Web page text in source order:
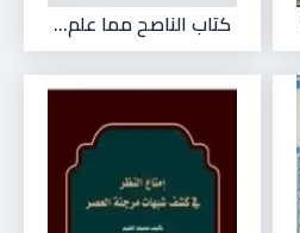
كتاب الناصح مما علم...